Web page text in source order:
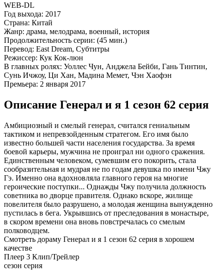
WEB-DL
Год выхода: 2017
Страна: Китай
Жанр: драма, мелодрама, военный, история
Продолжительность серии: (45 мин.)
Перевод: East Dream, Субтитры
Режиссер: Кук Кок-люн
В главных ролях: Уоллес Чун, Анджела Бейби, Гань Тинтин,
Сунь Ичжоу, Ци Хан, Мадина Мемет, Чэн Хаофэн
Премьера: 2 января 2017
Описание Генерал и я 1 сезон 62 серия
Амбициозный и смелый генерал, считался гениальным
тактиком и непревзойденным стратегом. Его имя было
известно большей части населения государства. За время
боевой карьеры, мужчина не проиграл ни одного сражения.
Единственным человеком, сумевшим его покорить, стала
сообразительная и мудрая не по годам девушка по имени Чжу
Гэ. Именно она вдохновляла главного героя на многие
героические поступки... Однажды Чжу получила должность
советника во дворце правителя. Однако вскоре, жилище
повелителя было разрушено, а молодая женщина вынужденно
пустилась в бега. Укрывшись от преследования в монастыре,
в скором времени она вновь повстречалась со смелым
полководцем.
Смотреть дораму Генерал и я 1 сезон 62 серия в хорошем
качестве
Плеер 3 Клип/Трейлер
сезон серия